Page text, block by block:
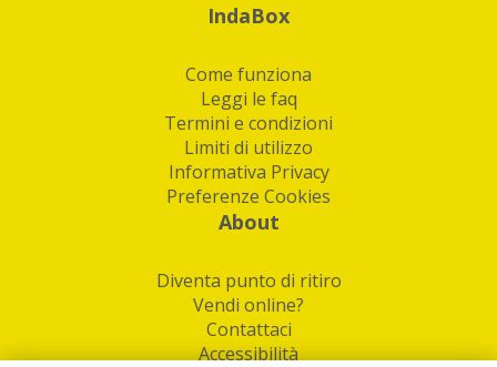
IndaBox
Come funziona
Leggi le faq
Termini e condizioni
Limiti di utilizzo
Informativa Privacy
Preferenze Cookies
About
Diventa punto di ritiro
Vendi online?
Contattaci
Accessibilità